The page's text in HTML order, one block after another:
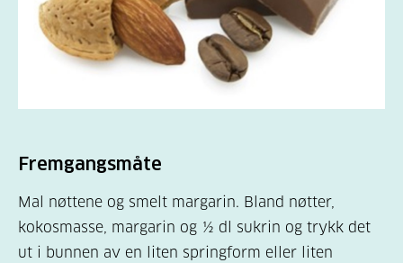
Fremgangsmåte
Mal nøttene og smelt margarin. Bland nøtter,
kokosmasse, margarin og ½ dl sukrin og trykk det
ut i bunnen av en liten springform eller liten